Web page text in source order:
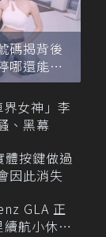
碼揭背後
哪還能幫
女神」李
、黑幕
按鍵做過
因此消失
GLA 正
航小休